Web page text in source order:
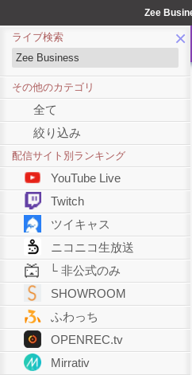
Zee
×
ライブ検索
その他のカテゴリ
全て
絞り込み
配信サイト別ランキング
YouTube Live
Twitch
ツイキャス
ニコニコ生放送
└ 非公式のみ
SHOWROOM
ふわっち
OPENREC.tv
Mirrativ